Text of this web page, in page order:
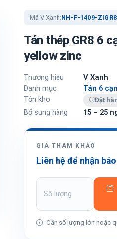
Mã V Xanh:NH-F-1409-
Tán thép GR8 6
yellow zinc
Thương hiệu
V Xanh
Danh mục
Tán 6
Tồn kho
Đặt
Bổ sung hàng 15 – 25
GIÁ THAM KHẢO
Liên hệ để nhận
Cần số lượng lớn hoặc